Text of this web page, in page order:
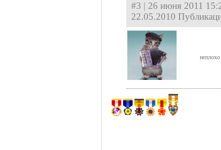
#3 | 26 июня 2011
22.05.2010